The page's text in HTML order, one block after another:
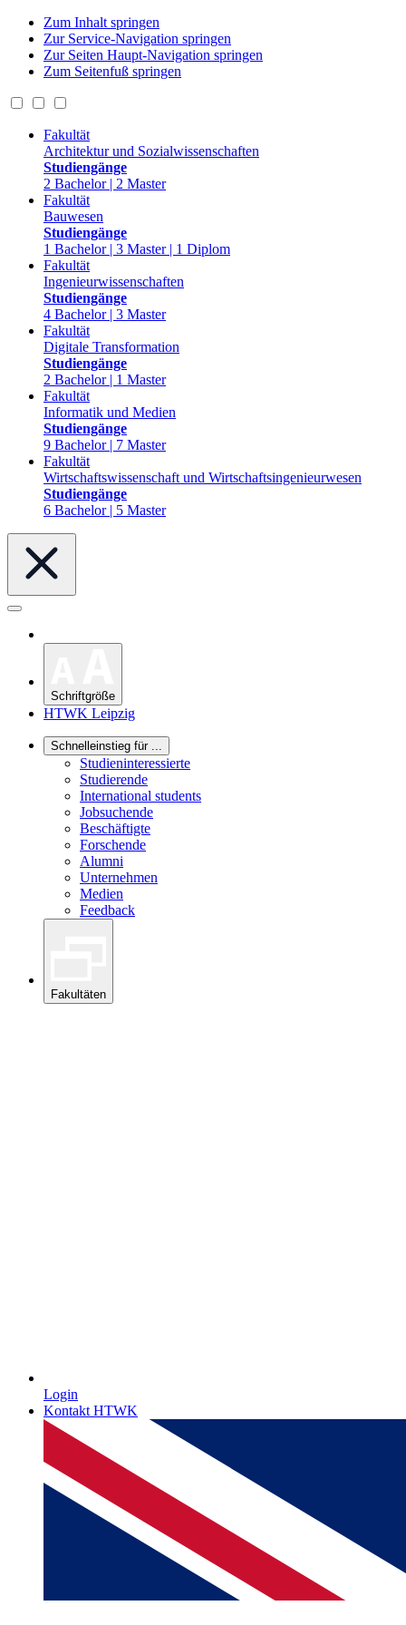
Zum Inhalt springen
Zur Service-Navigation springen
Zur Seiten Haupt-Navigation springen
Zum Seitenfuß springen
Fakultät
Architektur und Sozialwissenschaften
Studiengänge
2 Bachelor | 2 Master
Fakultät
Bauwesen
Studiengänge
1 Bachelor | 3 Master | 1 Diplom
Fakultät
Ingenieurwissenschaften
Studiengänge
4 Bachelor | 3 Master
Fakultät
Digitale Transformation
Studiengänge
2 Bachelor | 1 Master
Fakultät
Informatik und Medien
Studiengänge
9 Bachelor | 7 Master
Fakultät
Wirtschaftswissenschaft und Wirtschaftsingenieurwesen
Studiengänge
6 Bachelor | 5 Master
Schriftgröße
HTWK Leipzig
Schnelleinstieg für ...
Studieninteressierte
Studierende
International students
Jobsuchende
Beschäftigte
Forschende
Alumni
Unternehmen
Medien
Feedback
Fakultäten
Login
Kontakt HTWK